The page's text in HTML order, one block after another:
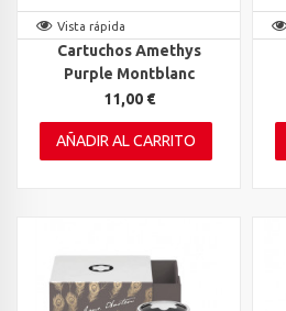
Vista rápida
Cartuchos Amethys
Purple Montblanc
11,00 €
AÑADIR AL CARRITO